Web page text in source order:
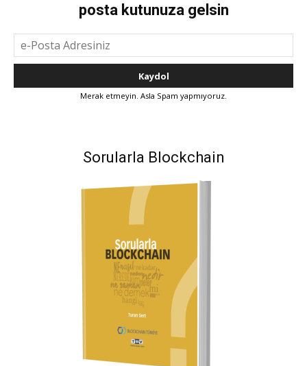
posta kutunuza gelsin
Merak etmeyin. Asla Spam yapmıyoruz.
Sorularla Blockchain